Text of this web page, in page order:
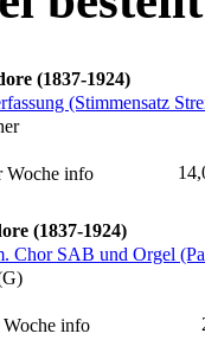
(1837-1924)
(Stimmensatz
Woche info
(1837-1924)
Chor SAB und Orgel
info